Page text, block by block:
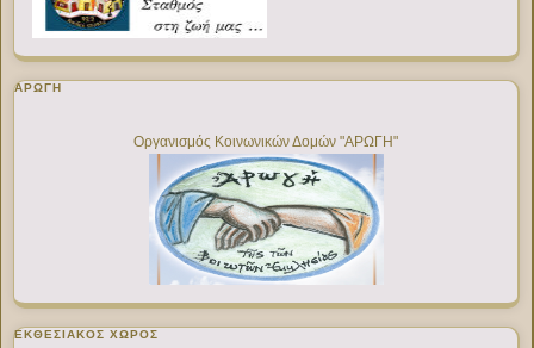
ΑΡΩΓΗ
Οργανισμός Κοινωνικών Δομών "ΑΡΩΓΗ"
ΕΚΘΕΣΙΑΚΌΣ ΧΏΡΟΣ